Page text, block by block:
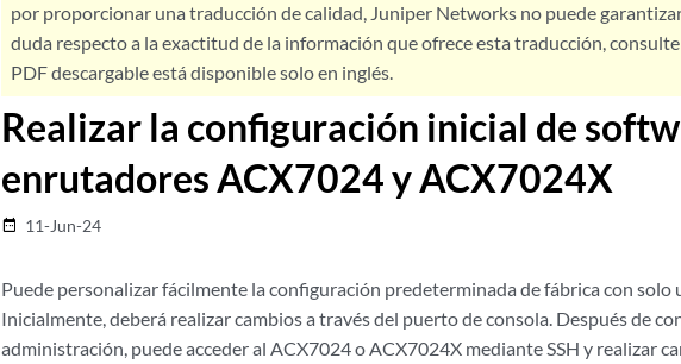
por proporcionar una traducción de calidad, Juniper Networks no puede
duda respecto a la exactitud de la información que ofrece esta traducción,
PDF descargable está disponible solo en inglés.
Realizar la configuración inicial de
enrutadores ACX7024y ACX7024X
date_range 11-Jun-24
Puede personalizar fácilmente la configuración predeterminada de fábrica con solo
Inicialmente, deberá realizar cambios a través del puerto de consola. Después de
administración, puede acceder al ACX7024o ACX7024X mediante SSH y realizar